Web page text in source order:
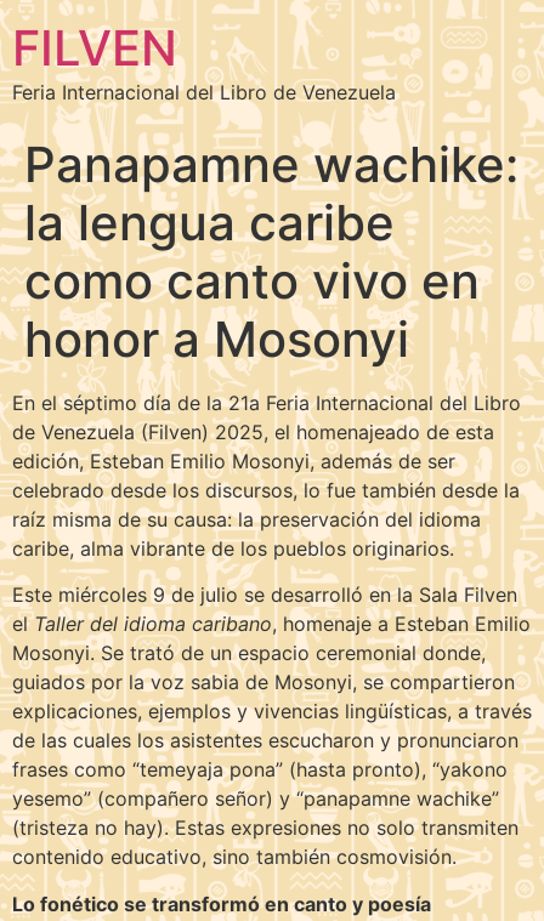
FILVEN
Feria Internacional del Libro de Venezuela
Panapamne wachike:
la lengua caribe
como canto vivo en
honor a Mosonyi
En el séptimo día de la 21a Feria Internacional del Libro
de Venezuela (Filven) 2025, el homenajeado de esta
edición, Esteban Emilio Mosonyi, además de ser
celebrado desde los discursos, lo fue también desde la
raíz misma de su causa: la preservación del idioma
caribe, alma vibrante de los pueblos originarios.
Este miércoles 9 de julio se desarrolló en la Sala Filven
elTaller del idioma caribano, homenaje a Esteban Emilio
Mosonyi. Se trató de un espacio ceremonial donde,
guiados por la voz sabia de Mosonyi, se compartieron
explicaciones, ejemplos y vivencias lingüísticas, a través
de las cuales los asistentes escucharon y pronunciaron
frases como “temeyaja pona” (hasta pronto), “yakono
yesemo” (compañero señor) y “panapamne wachike”
(tristeza no hay). Estas expresiones no solo transmiten
contenido educativo, sino también cosmovisión.
Lo fonético se transformó en canto y poesía